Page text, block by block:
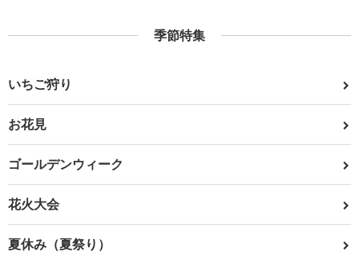
季節特集
いちご狩り
お花見
ゴールデンウィーク
花火大会
夏休み（夏祭り）